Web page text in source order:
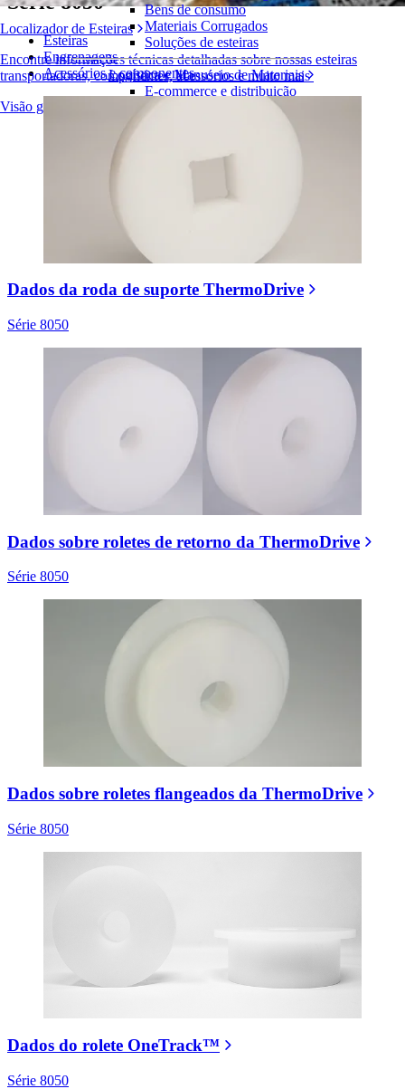
Localizador de Esteiras
Encontre informações técnicas detalhadas sobre nossas esteiras
transportadoras, componentes, acessórios e muito mais
Visão geral dos produtos
Bens de consumo
Materiais Corrugados
Soluções de esteiras
Logística e Manuseio de Materiais
E-commerce e distribuição
Correio e encomendas
Pneus e Automotivos
Automotivo
Visão geral das indústrias
Esteiras
Engrenagens
Acessórios e componentes
Dados da roda de suporte ThermoDrive
Série 8050
Dados sobre roletes de retorno da ThermoDrive
Série 8050
Dados sobre roletes flangeados da ThermoDrive
Série 8050
Dados do rolete OneTrack™
Série 8050